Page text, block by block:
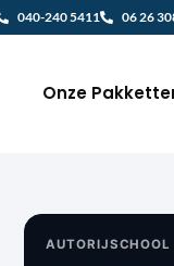
040-240 5411 06 26
Onze